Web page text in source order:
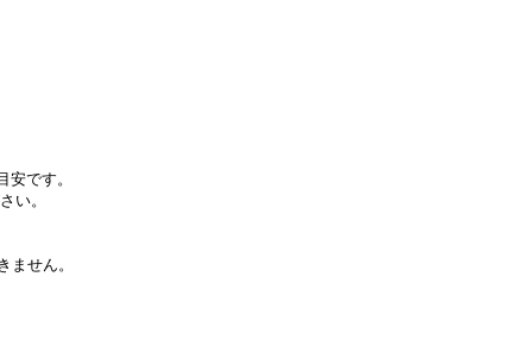
です。
い。
せん。